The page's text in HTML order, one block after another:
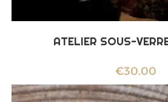
ATELIER SOUS-
€30.00